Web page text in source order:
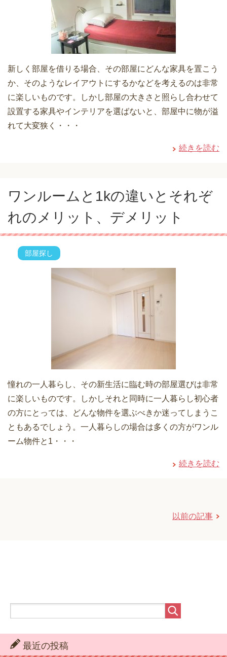
新しく部屋を借りる場合、その部屋にどんな家具を置こう
か、そのようなレイアウトにするかなどを考えるのは非常
に楽しいものです。しかし部屋の大きさと照らし合わせて
設置する家具やインテリアを選ばないと、部屋中に物が溢
れて大変狭く・・・
続きを読む
ワンルームと1kの違いとそれぞ
れのメリット、デメリット
部屋探し
憧れの一人暮らし、その新生活に臨む時の部屋選びは非常
に楽しいものです。しかしそれと同時に一人暮らし初心者
の方にとっては、どんな物件を選ぶべきか迷ってしまうこ
ともあるでしょう。一人暮らしの場合は多くの方がワンル
ーム物件と1・・・
続きを読む
以前の記事
最近の投稿